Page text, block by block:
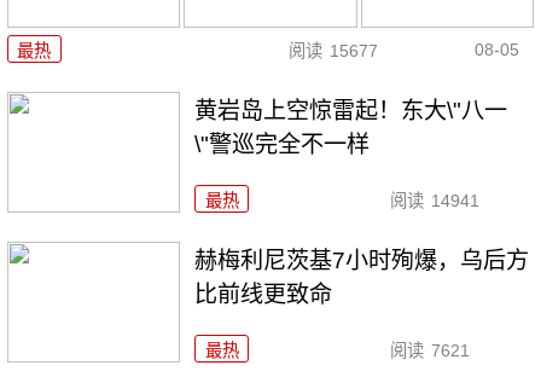
最热 阅读 15677 08-05
黄岩岛上空惊雷起！东大\"八一
\"警巡完全不一样
最热 阅读 14941
赫梅利尼茨基7小时殉爆，乌后方
比前线更致命
最热 阅读 7621